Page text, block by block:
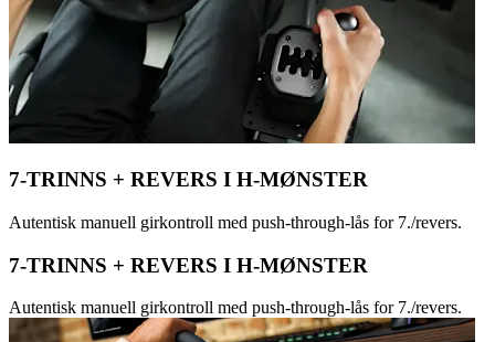
7-TRINNS + REVERS I H-MØNSTER
Autentisk manuell girkontroll med push-through-lås for 7./revers.
7-TRINNS + REVERS I H-MØNSTER
Autentisk manuell girkontroll med push-through-lås for 7./revers.